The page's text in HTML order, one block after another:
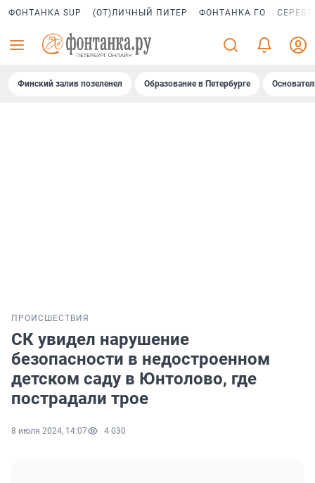
ФОНТАНКА SUP (ОТ)ЛИЧНЫЙ ПИТЕР ФОНТАНКА ГО
Финский залив позеленел Образование в Петербурге
ПРОИСШЕСТВИЯ
СК увидел нарушение
безопасности в недостроенном
детском саду в Юнтолово, где
пострадали трое
8 июля 2024, 14:07 4 030